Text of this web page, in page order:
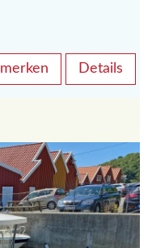
Details
merken